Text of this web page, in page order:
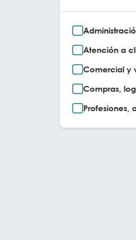
Atención a
Comercial y
Compras,
Profesiones,